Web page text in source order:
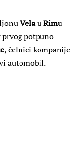
VelauRimu
prvog potpuno
, čelnici kompanije
automobil.